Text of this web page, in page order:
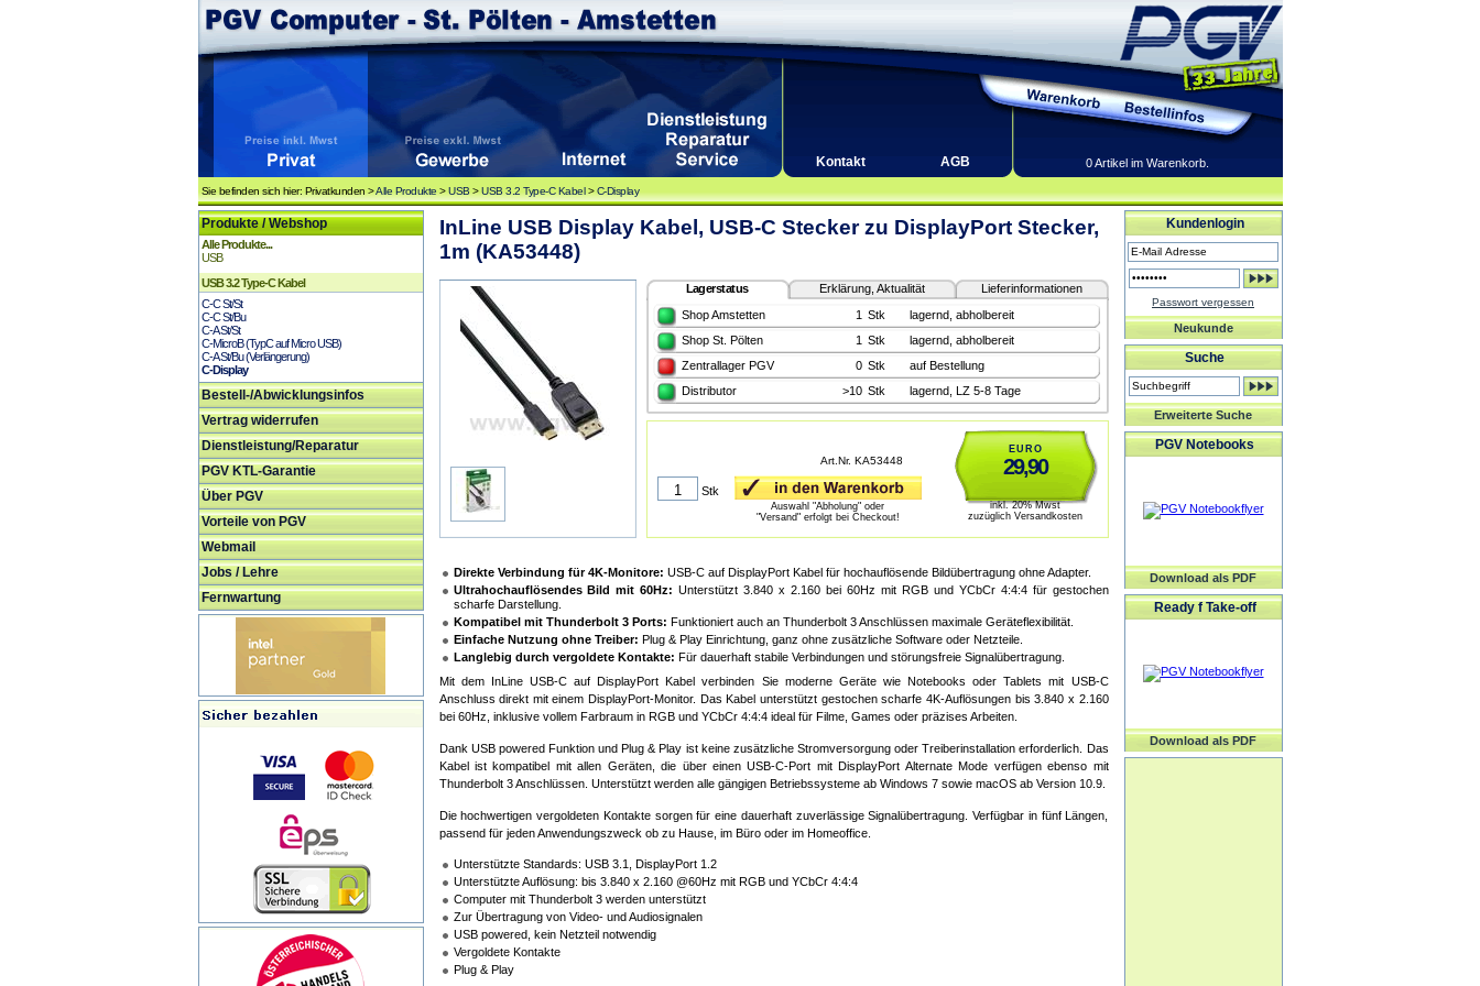
Kontakt AGB 0 Artikel im Warenkorb.
Sie befinden sich hier: Privatkunden >Alle Produkte >USB >USB 3.2 Type-C Kabel>C-Display
Produkte / Webshop
Alle Produkte...
USB
USB 3.2 Type-C Kabel
C-C St/St
C-C St/Bu
C-A St/St
C-MicroB (TypC auf Micro USB)
C-A St/Bu (Verlängerung)
C-Display
Bestell-/Abwicklungsinfos
Vertrag widerrufen
Dienstleistung/Reparatur
PGV KTL-Garantie
Über PGV
Vorteile von PGV
Webmail
Jobs / Lehre
Fernwartung
InLine USB Display Kabel, USB-C Stecker zu DisplayPort Stecker,
1m (KA53448)
Lagerstatus Erklärung, Aktualität
Lieferinformationen
Shop Amstetten
1 Stk
lagernd, abholbereit
Shop St. Pölten
1 Stk
lagernd, abholbereit
Zentrallager PGV
0 Stk
auf Bestellung
Distributor
>10 Stk lagernd, LZ 5-8 Tage
EURO
29,90
inkl. 20% Mwst
zuzüglich Versandkosten
Art.Nr. KA53448
Stk
Auswahl "Abholung" oder
"Versand" erfolgt bei Checkout!
Direkte Verbindung für 4K-Monitore: USB-C auf DisplayPort Kabel für hochauflösende Bildübertragung ohne Adapter.
Ultrahochauflösendes Bild mit 60Hz: Unterstützt 3.840 x 2.160 bei 60Hz mit RGB und YCbCr 4:4:4 für gestochen
scharfe Darstellung.
Kompatibel mit Thunderbolt 3 Ports: Funktioniert auch an Thunderbolt 3 Anschlüssen maximale Geräteflexibilität.
Einfache Nutzung ohne Treiber: Plug & Play Einrichtung, ganz ohne zusätzliche Software oder Netzteile.
Langlebig durch vergoldete Kontakte: Für dauerhaft stabile Verbindungen und störungsfreie Signalübertragung.
Mit dem InLine USB-C auf DisplayPort Kabel verbinden Sie moderne Geräte wie Notebooks oder Tablets mit USB-C
Anschluss direkt mit einem DisplayPort-Monitor. Das Kabel unterstützt gestochen scharfe 4K-Auflösungen bis 3.840 x 2.160
bei 60Hz, inklusive vollem Farbraum in RGB und YCbCr 4:4:4 ideal für Filme, Games oder präzises Arbeiten.
Dank USB powered Funktion und Plug & Play ist keine zusätzliche Stromversorgung oder Treiberinstallation erforderlich. Das
Kabel ist kompatibel mit allen Geräten, die über einen USB-C-Port mit DisplayPort Alternate Mode verfügen ebenso mit
Thunderbolt 3 Anschlüssen. Unterstützt werden alle gängigen Betriebssysteme ab Windows 7 sowie macOS ab Version 10.9.
Die hochwertigen vergoldeten Kontakte sorgen für eine dauerhaft zuverlässige Signalübertragung. Verfügbar in fünf Längen,
passend für jeden Anwendungszweck ob zu Hause, im Büro oder im Homeoffice.
Unterstützte Standards: USB 3.1, DisplayPort 1.2
Unterstützte Auflösung: bis 3.840 x 2.160 @60Hz mit RGB und YCbCr 4:4:4
Computer mit Thunderbolt 3 werden unterstützt
Zur Übertragung von Video- und Audiosignalen
USB powered, kein Netzteil notwendig
Vergoldete Kontakte
Plug & Play
Kundenlogin
Passwort vergessen
Neukunde
Suche
Erweiterte Suche
PGV Notebooks
Download als PDF
Ready f Take-off
Download als PDF